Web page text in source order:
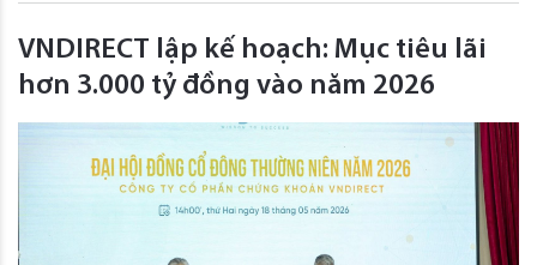
VNDIRECT lập kế hoạch: Mục tiêu lãi
hơn 3.000 tỷ đồng vào năm 2026